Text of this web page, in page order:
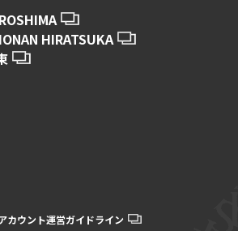
HIRATSUKA
カウント運営ガイドライン